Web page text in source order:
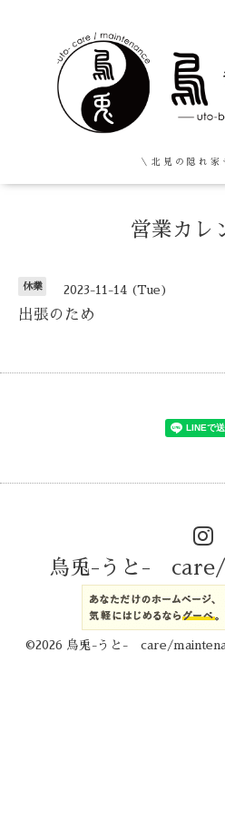
＼ 北 見 の 隠 れ 家
営業カレ
休業 2023-11-14 (Tue)
出張のため
烏兎-うと-
©2026 烏兎-うと- care/